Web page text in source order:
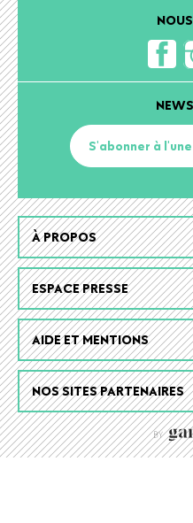
S'abonner à
Footer
menu
À PROPOS
ESPACE PRESSE
AIDE ET MENTIONS
NOS SITES PARTENAIRES